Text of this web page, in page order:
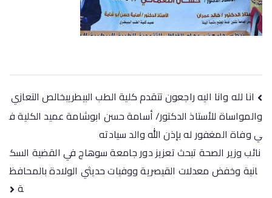
انا لله وانا اليه راجعون تتقدم كلية الطب البيطريبخالص التعازي
والمواساة للأستاذ الدكتور/ أسامة حسن ابوشامة عميد الكلية ف
ي وفاة المغفور له بإذن الله والد سيادته
نائب وزير الصحة تبحث تعزيز دور جامعة سوهاج في القضية السك
انية وخفض معدلات القيصرية ووفيات حديثي الولادة بالمحافظ
ة